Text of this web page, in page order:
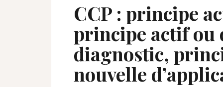
CCP : principe
principe actif ou
diagnostic,
nouvelle